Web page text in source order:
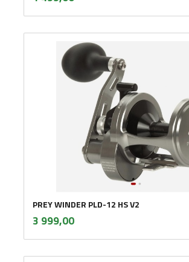
mva.
PREY WINDER PLD-12 HS V2
Pris
3 999,00mva.